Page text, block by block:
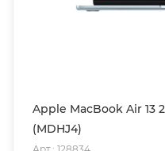
Apple MacBook Air 13
(MDHJ4)